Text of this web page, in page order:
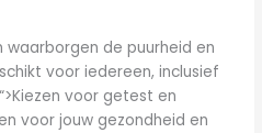
de puurheid en
voor iedereen, inclusief
voor getest en
voor jouw gezondheid en